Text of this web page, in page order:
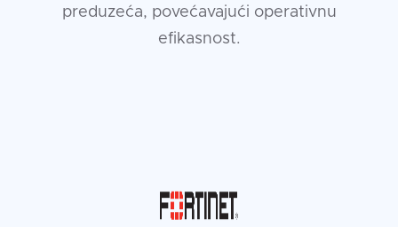
preduzeća, povećavajući operativnu
efikasnost.